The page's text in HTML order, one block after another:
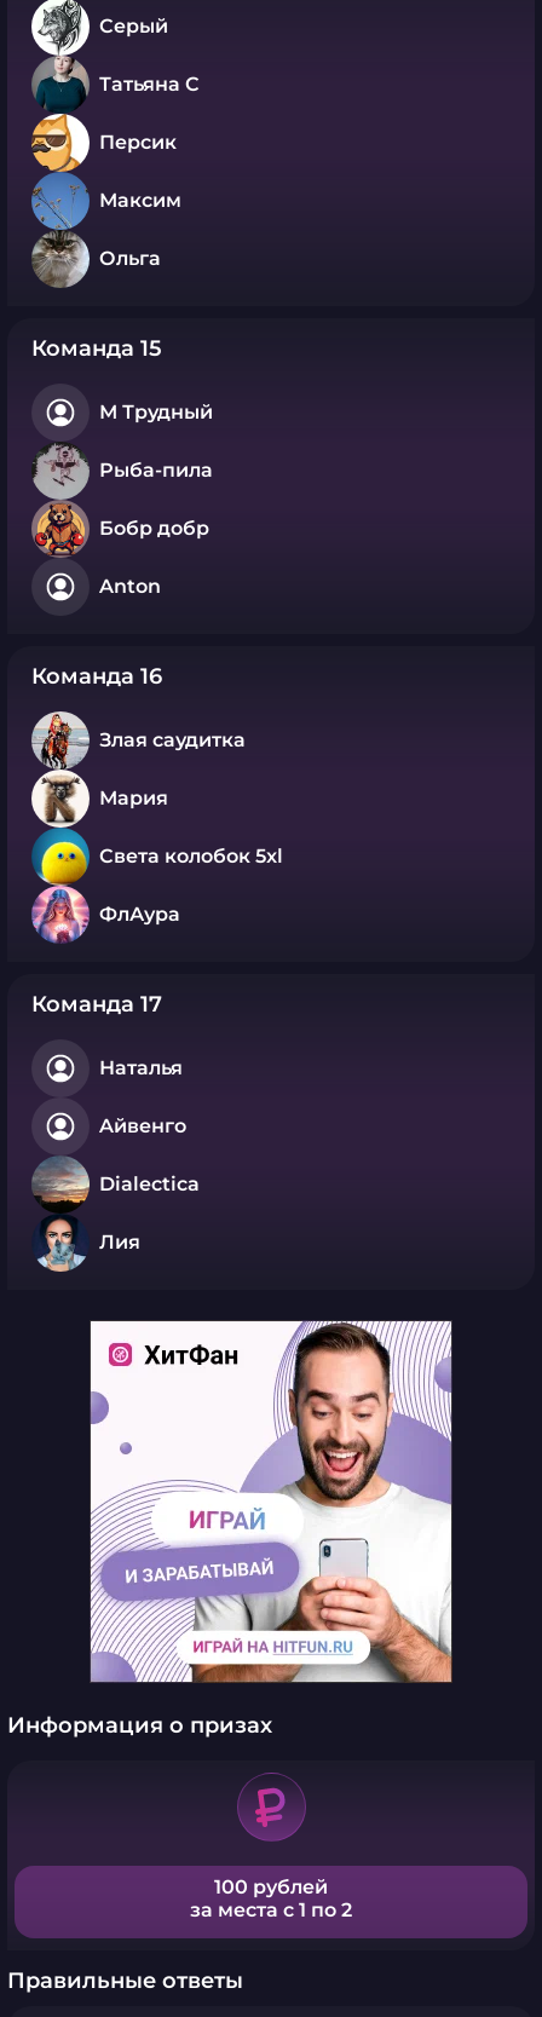
Серый
Татьяна С
Персик
Максим
Ольга
Команда 15
М Трудный
Рыба-пила
Бобр добр
Anton
Команда 16
Злая саудитка
Мария
Света колобок 5xl
ФлАура
Команда 17
Наталья
Aйвенго
Dialectica
Лия
Информация о призах
100 рублей
за места с 1 по 2
Правильные ответы